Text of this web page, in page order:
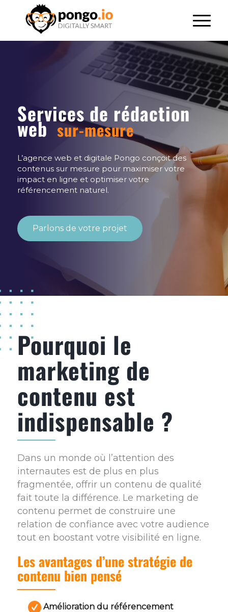
Services de rédaction
web sur-mesure
L’agence web et digitale Pongo conçoit des
contenus sur mesure pour maximiser votre
impact en ligne et optimiser votre
référencement naturel.
Parlons de votre projet
Pourquoi le
marketing de
contenu est
indispensable ?
Dans un monde où l’attention des
internautes est de plus en plus
fragmentée, offrir un contenu de qualité
fait toute la différence. Le marketing de
contenu permet de construire une
relation de confiance avec votre audience
tout en boostant votre visibilité en ligne.
Les avantages d’une stratégie de
contenu bien pensé
Amélioration du référencement